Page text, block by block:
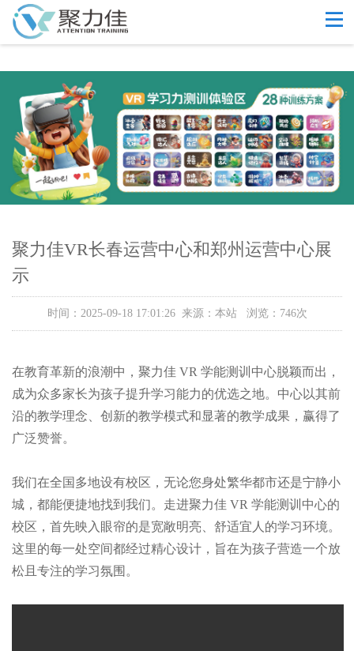
聚力佳VR长春运营中心和郑州运营中心展
示
时间：2025-09-18 17:01:26 来源：本站 浏览：746次
在教育革新的浪潮中，聚力佳 VR 学能测训中心脱颖而出，
成为众多家长为孩子提升学习能力的优选之地。中心以其前
沿的教学理念、创新的教学模式和显著的教学成果，赢得了
广泛赞誉。
我们在全国多地设有校区，无论您身处繁华都市还是宁静小
城，都能便捷地找到我们。走进聚力佳 VR 学能测训中心的
校区，首先映入眼帘的是宽敞明亮、舒适宜人的学习环境。
这里的每一处空间都经过精心设计，旨在为孩子营造一个放
松且专注的学习氛围。